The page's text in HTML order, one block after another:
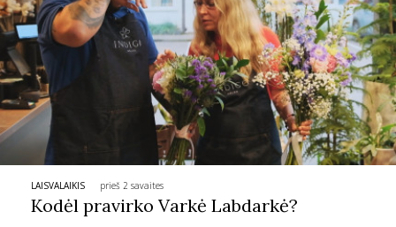
NAMAI
VIRTUVĖ
RECEPTAI
VAIKAI
NELAIMĖS
LAISVALAIKIS prieš 2 savaites
Kodėl pravirko Varkė Labdarkė?